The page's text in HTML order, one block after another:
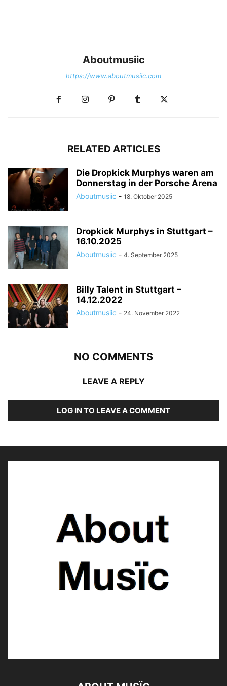
Frank Turner © About Musïc | Stephanie Bauer
Frank Turner © About Musïc | Stephanie Bauer
Aboutmusiic
https://www.aboutmusiic.com
RELATED ARTICLES
Die Dropkick Murphys waren am
Donnerstag in der Porsche Arena
Aboutmusiic - 18. Oktober 2025
Dropkick Murphys in Stuttgart –
16.10.2025
Aboutmusiic - 4. September 2025
Billy Talent in Stuttgart –
14.12.2022
Aboutmusiic - 24. November 2022
NO COMMENTS
LEAVE A REPLY
LOG IN TO LEAVE A COMMENT